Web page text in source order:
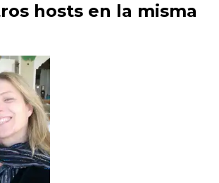
hosts en la misma